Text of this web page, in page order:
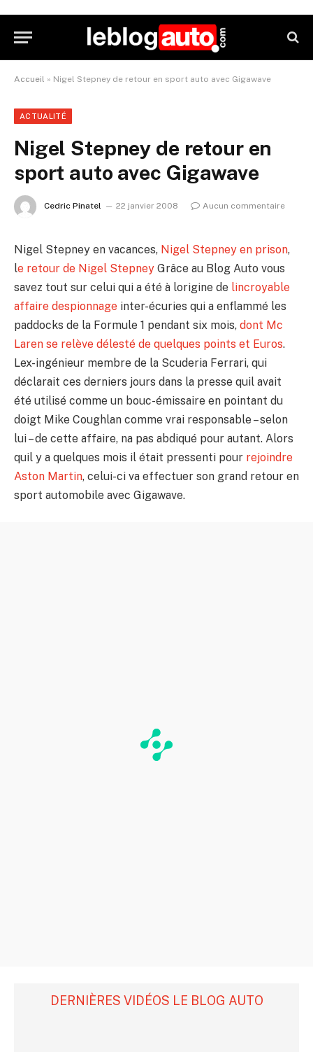
Accueil » Nigel Stepney de retour en sport auto avec Gigawave
ACTUALITÉ
Nigel Stepney de retour en
sport auto avec Gigawave
Cedric Pinatel 22 janvier 2008 Aucun commentaire
Nigel Stepney en vacances, Nigel Stepney en prison,
le retour de Nigel Stepney Grâce au Blog Auto vous
savez tout sur celui qui a été à lorigine de lincroyable
affaire despionnage inter-écuries qui a enflammé les
paddocks de la Formule 1 pendant six mois, dont Mc
Laren se relève délesté de quelques points et Euros.
Lex-ingénieur membre de la Scuderia Ferrari, qui
déclarait ces derniers jours dans la presse quil avait
été utilisé comme un bouc-émissaire en pointant du
doigt Mike Coughlan comme vrai responsable – selon
lui – de cette affaire, na pas abdiqué pour autant. Alors
quil y a quelques mois il était pressenti pour rejoindre
Aston Martin, celui-ci va effectuer son grand retour en
sport automobile avec Gigawave.
DERNIÈRES VIDÉOS LE BLOG AUTO